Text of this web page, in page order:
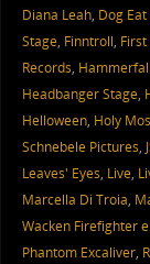
Diana Leah, Dog
Stage, Finntroll,
Records, Hammerfall
Headbanger Stage,
Helloween, Holy
Schnebele Pictures,
Leaves' Eyes, Live,
Marcella Di Troia,
Wacken Firefighter
Phantom Excaliver,